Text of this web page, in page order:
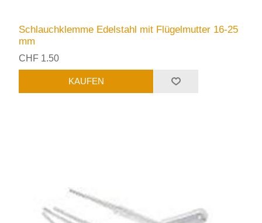
Schlauchklemme Edelstahl mit Flügelmutter 16-25
mm
CHF 1.50